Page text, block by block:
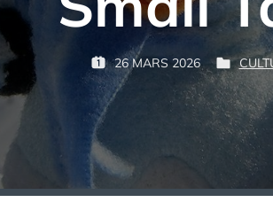
P
B
L
I
É
L
26 MARS 2026
P
A
R
К
А
К
М
Т
P
U
B
L
D